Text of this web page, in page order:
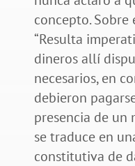
concepto. Sobre
“Resulta
dineros allí
necesarios, en
debieron
presencia de un
se traduce en
constitutiva de